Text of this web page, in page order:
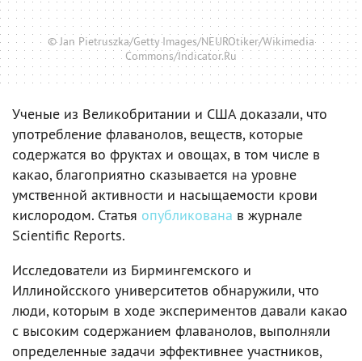
© Jan Pietruszka/Getty Images/NEUROtiker/Wikimedia
Commons/Indicator.Ru
Ученые из Великобритании и США доказали, что
употребление флаванолов, веществ, которые
содержатся во фруктах и овощах, в том числе в
какао, благоприятно сказывается на уровне
умственной активности и насыщаемости крови
кислородом. Статья опубликована в журнале
Scientific Reports.
Исследователи из Бирмингемского и
Иллинойсского университетов обнаружили, что
люди, которым в ходе экспериментов давали какао
с высоким содержанием флаванолов, выполняли
определенные задачи эффективнее участников,